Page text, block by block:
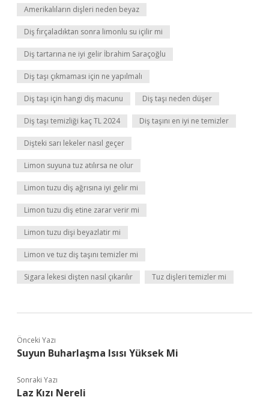
Amerikalıların dişleri neden beyaz
Diş fırçaladıktan sonra limonlu su içilir mi
Diş tartarına ne iyi gelir İbrahim Saraçoğlu
Diş taşı çıkmaması için ne yapılmalı
Diş taşı için hangi diş macunu Diş taşı neden düşer
Diş taşı temizliği kaç TL 2024 Diş taşını en iyi ne temizler
Dişteki sarı lekeler nasıl geçer
Limon suyuna tuz atılırsa ne olur
Limon tuzu diş ağrısına iyi gelir mi
Limon tuzu diş etine zarar verir mi
Limon tuzu dişi beyazlatir mi
Limon ve tuz diş taşını temizler mi
Sigara lekesi dişten nasıl çıkarılır Tuz dişleri temizler mi
Önceki Yazı
Suyun Buharlaşma Isısı Yüksek Mi
Sonraki Yazı
Laz Kızı Nereli